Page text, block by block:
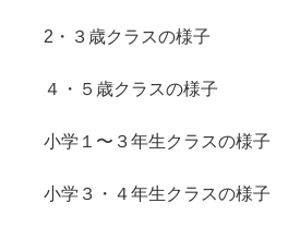
2・３歳クラスの様子
４・５歳クラスの様子
小学１〜３年生クラスの様子
小学３・４年生クラスの様子